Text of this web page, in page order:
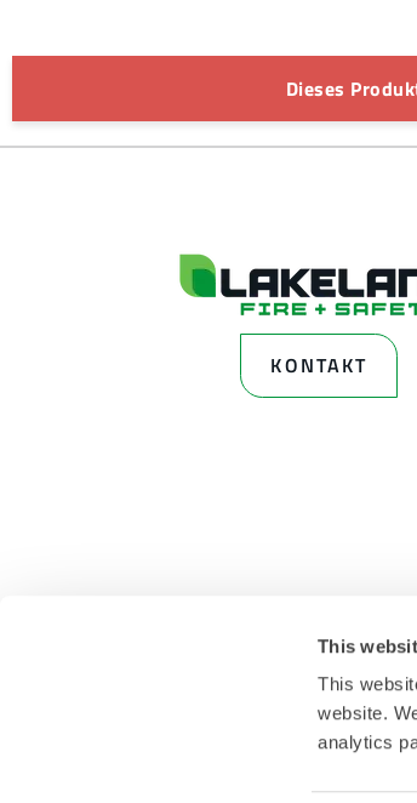
This
This
website.
analytics
Dieses
KONTAKT
© 2026 LAKELAND INC. ALLE